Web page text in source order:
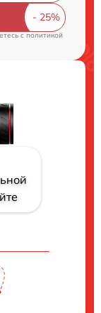
cполитикой